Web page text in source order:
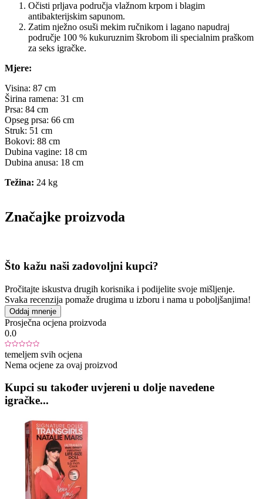
Očisti prljava područja vlažnom krpom i blagim
antibakterijskim sapunom.
Zatim nježno osuši mekim ručnikom i lagano napudraj
područje 100 % kukuruznim škrobom ili specialnim praškom
za seks igračke.
Mjere:
Visina: 87 cm
Širina ramena: 31 cm
Prsa: 84 cm
Opseg prsa: 66 cm
Struk: 51 cm
Bokovi: 88 cm
Dubina vagine: 18 cm
Dubina anusa: 18 cm
Težina: 24 kg
Značajke proizvoda
Što kažu naši zadovoljni kupci?
Pročitajte iskustva drugih korisnika i podijelite svoje mišljenje.
Svaka recenzija pomaže drugima u izboru i nama u poboljšanjima!
Oddaj mnenje
Prosječna ocjena proizvoda
0.0
temeljem svih ocjena
Nema ocjene za ovaj proizvod
Kupci su također uvjereni u dolje navedene
igračke...